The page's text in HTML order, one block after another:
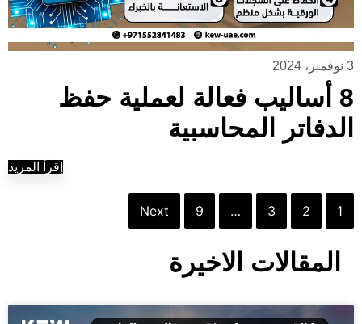
3 نوفمبر، 2024
8 أساليب فعالة لعملية حفظ
الدفاتر المحاسبية
إقرأ المزيد
1
2
3
…
9
Next
المقالات الاخيرة